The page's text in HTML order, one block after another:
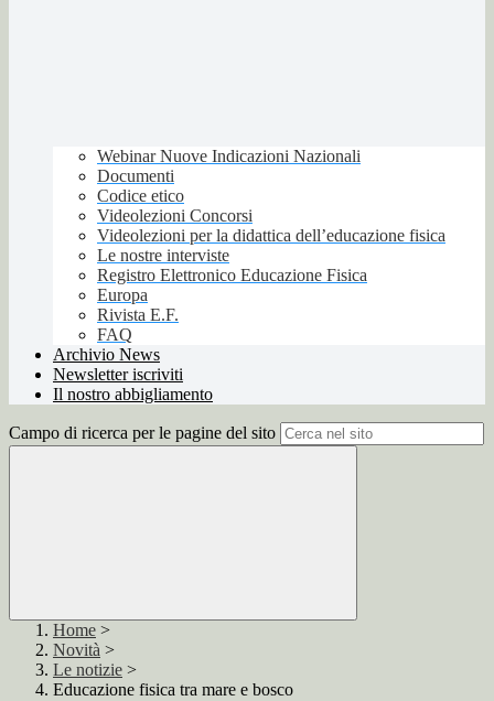
Webinar Nuove Indicazioni Nazionali
Documenti
Codice etico
Videolezioni Concorsi
Videolezioni per la didattica dell’educazione fisica
Le nostre interviste
Registro Elettronico Educazione Fisica
Europa
Rivista E.F.
FAQ
Archivio News
Newsletter iscriviti
Il nostro abbigliamento
Campo di ricerca per le pagine del sito
Home >
Novità >
Le notizie >
Educazione fisica tra mare e bosco